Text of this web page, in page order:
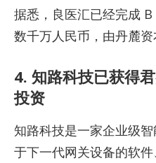
据悉，良医汇已经完成
数千万人民币，由丹麓资
4. 知路科技已获得
投资
知路科技是一家企业级
于下一代网关设备的软